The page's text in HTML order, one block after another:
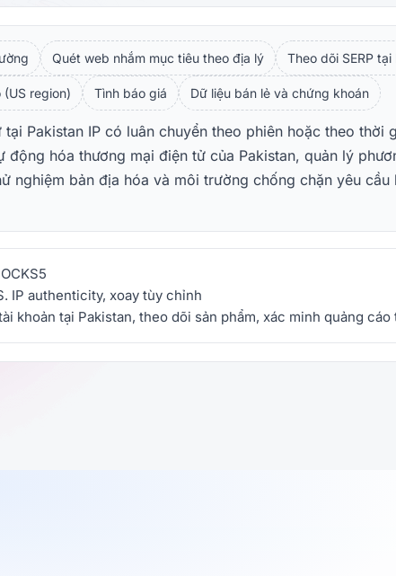
Quét web nhắm mục tiêu theo địa lý Theo dõi SERP tại
region) Tình báo giá Dữ liệu bán lẻ và chứng khoán
Pakistan IP có luân chuyển theo phiên hoặc theo thời
động hóa thương mại điện tử của Pakistan, quản lý
nghiệm bản địa hóa và môi trường chống chặn yêu
IP authenticity, xoay tùy chỉnh
khoản tại Pakistan, theo dõi sản phẩm, xác minh quảng cáo